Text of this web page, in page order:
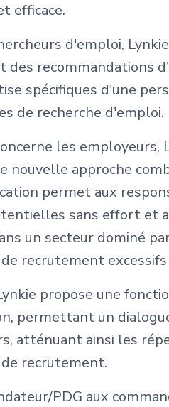
efficace.
d'emploi,
des recommandations
spécifiques d'une
de recherche d'emploi.
les
nouvelle approche
permet aux
sans effort et
un secteur dominé
recrutement
propose une
permettant un
atténuant ainsi les
recrutement.
PDG aux